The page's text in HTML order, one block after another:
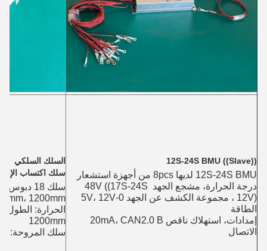
12S-24S BMU ((Slave))
درجة الحرارة، مشجع الجهد 48V ((17S-24S
الطاقة
الاتصال
السلك السلكي
سلك اكتساب
1200mm
سلك المروحة: 600 ملم